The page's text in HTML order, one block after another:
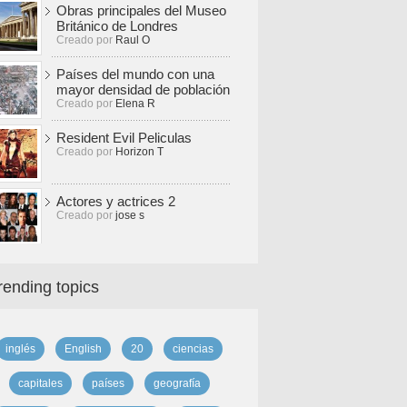
Obras principales del Museo
Británico de Londres
Creado por Raul O
Países del mundo con una
mayor densidad de población
Creado por Elena R
Resident Evil Peliculas
Creado por Horizon T
Actores y actrices 2
Creado por jose s
topics
inglés English 20 ciencias
capitales países geografía